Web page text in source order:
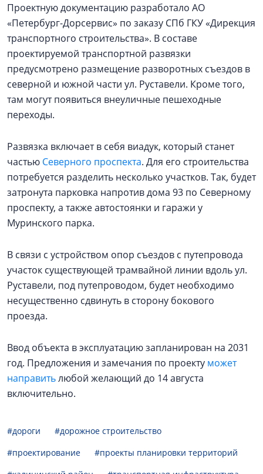
Проектную документацию разработало АО
«Петербург-Дорсервис» по заказу СПб ГКУ «Дирекция
транспортного строительства». В составе
проектируемой транспортной развязки
предусмотрено размещение разворотных съездов в
северной и южной части ул. Руставели. Кроме того,
там могут появиться внеуличные пешеходные
переходы.
Развязка включает в себя виадук, который станет
частью Северного проспекта. Для его строительства
потребуется разделить несколько участков. Так, будет
затронута парковка напротив дома 93 по Северному
проспекту, а также автостоянки и гаражи у
Муринского парка.
В связи с устройством опор съездов с путепровода
участок существующей трамвайной линии вдоль ул.
Руставели, под путепроводом, будет необходимо
несущественно сдвинуть в сторону бокового
проезда.
Ввод объекта в эксплуатацию запланирован на 2031
год. Предложения и замечания по проекту может
направитьлюбой желающий до 14 августа
включительно.
#дороги
#дорожное строительство
#проектирование
#проекты планировки территорий